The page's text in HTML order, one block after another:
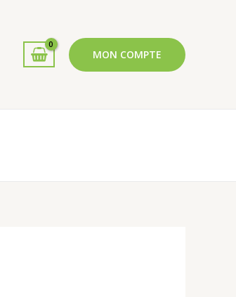
MON COMPTE